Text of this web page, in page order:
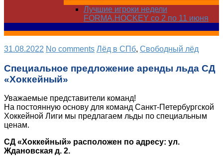
Лучшие игроки недели
FORMA.HOCKEY со 2 по 11 июня
31.08.2022 No comments Лёд в СПб, Свободный лёд
Специальное предложение аренды льда СД
«Хоккейный»
Уважаемые представители команд!
На постоянную основу для команд Санкт-Петербургской
Хоккейной Лиги мы предлагаем льды по специальным
ценам.
СД «Хоккейный» расположен по адресу: ул.
Ждановская д. 2.